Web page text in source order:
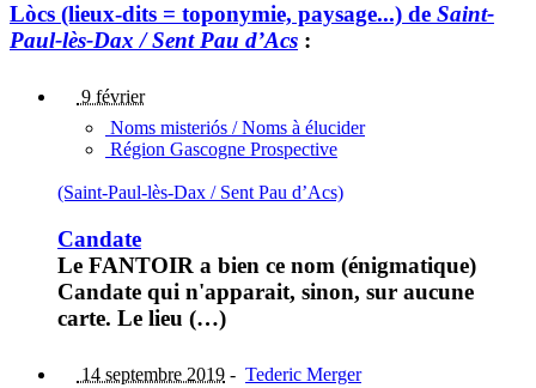
Lòcs (lieux-dits = toponymie, paysage...) de Saint-
Paul-lès-Dax / Sent Pau d’Acs :
9 février
Noms misteriós / Noms à élucider
Région Gascogne Prospective
(Saint-Paul-lès-Dax / Sent Pau d’Acs)
Candate
Le FANTOIR a bien ce nom (énigmatique)
Candate qui n'apparait, sinon, sur aucune
carte. Le lieu (…)
14 septembre 2019 - Tederic Merger